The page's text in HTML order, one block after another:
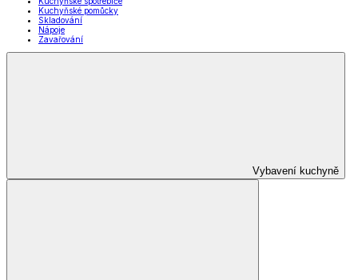
Kuchyňské pomůcky
Skladování
Nápoje
Zavařování
Vybavení kuchyně